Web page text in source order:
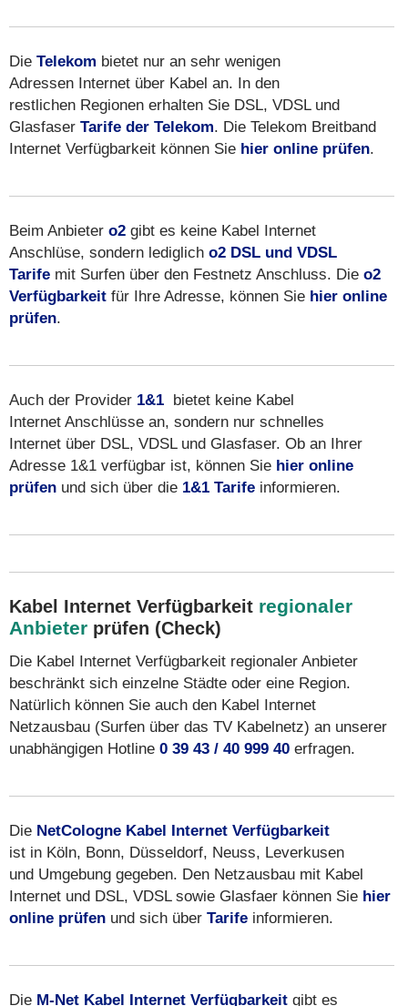
Die Telekom bietet nur an sehr wenigen
Adressen Internet über Kabel an. In den
restlichen Regionen erhalten Sie DSL, VDSL und
Glasfaser Tarife der Telekom. Die Telekom Breitband
Internet Verfügbarkeit können Sie hier online prüfen.
Beim Anbieter o2 gibt es keine Kabel Internet
Anschlüse, sondern lediglich o2 DSL und VDSL
Tarife mit Surfen über den Festnetz Anschluss. Die o2
Verfügbarkeit für Ihre Adresse, können Sie hier online
prüfen.
Auch der Provider 1&1 bietet keine Kabel
Internet Anschlüsse an, sondern nur schnelles
Internet über DSL, VDSL und Glasfaser. Ob an Ihrer
Adresse 1&1 verfügbar ist, können Sie hier online
prüfen und sich über die 1&1 Tarife informieren.
Kabel Internet Verfügbarkeit regionaler
Anbieter prüfen (Check)
Die Kabel Internet Verfügbarkeit regionaler Anbieter
beschränkt sich einzelne Städte oder eine Region.
Natürlich können Sie auch den Kabel Internet
Netzausbau (Surfen über das TV Kabelnetz) an unserer
unabhängigen Hotline 0 39 43 / 40 999 40 erfragen.
Die NetCologne Kabel Internet Verfügbarkeit
ist in Köln, Bonn, Düsseldorf, Neuss, Leverkusen
und Umgebung gegeben. Den Netzausbau mit Kabel
Internet und DSL, VDSL sowie Glasfaer können Sie hier
online prüfen und sich über Tarife informieren.
Die M-Net Kabel Internet Verfügbarkeit gibt es